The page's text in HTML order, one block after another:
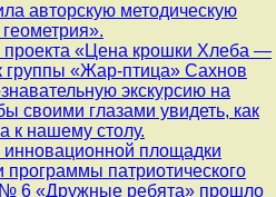
авторскую методическую
проекта «Цена крошки Хлеба —
группы «Жар-птица» Сахнов
экскурсию на
своими глазами увидеть, как
к нашему столу.
инновационной площадки
патриотического
№ 6 «Дружные ребята» прошло